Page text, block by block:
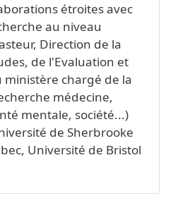
étroites avec
au niveau
Direction de la
de l'Evaluation et
ministère chargé de la
médecine,
mentale, société...)
de Sherbrooke
Université de Bristol